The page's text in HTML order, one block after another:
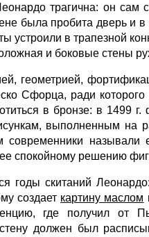
трагична: он
была пробита дверь и
устроили в трапезной
и боковые стены
геометрией,
Сфорца, ради
в бронзе: в 1499
выполненным на
современники
спо­койному решению
годы скитаний
создает картину маслом
где получил от
должен был